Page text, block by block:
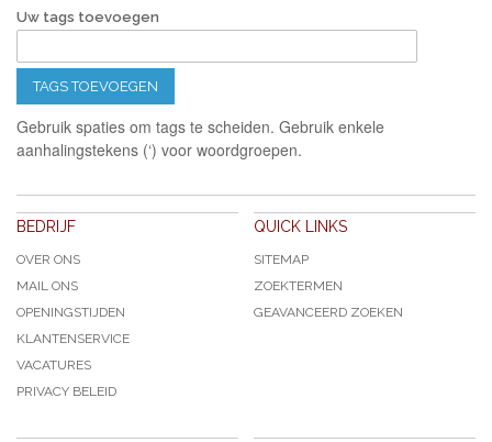
Uw tags toevoegen
TAGS TOEVOEGEN
Gebruik spaties om tags te scheiden. Gebruik enkele
aanhalingstekens (‘) voor woordgroepen.
BEDRIJF
OVER ONS
MAIL ONS
OPENINGSTIJDEN
KLANTENSERVICE
VACATURES
PRIVACY BELEID
QUICK LINKS
SITEMAP
ZOEKTERMEN
GEAVANCEERD ZOEKEN